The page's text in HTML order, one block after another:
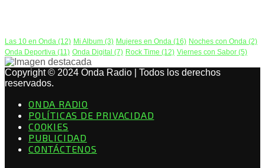
Las 10 en Onda (12) Mi Album (3) Mujeres en Onda (16) Noches con Onda (2)
Onda Deportiva (11) Onda Digital (7) Rock Time (12) Viernes con Sabor (5)
Copyright © 2024 Onda Radio | Todos los derechos
reservados.
ONDA RADIO
POLÍTICAS DE PRIVACIDAD
COOKIES
PUBLICIDAD
CONTÁCTENOS